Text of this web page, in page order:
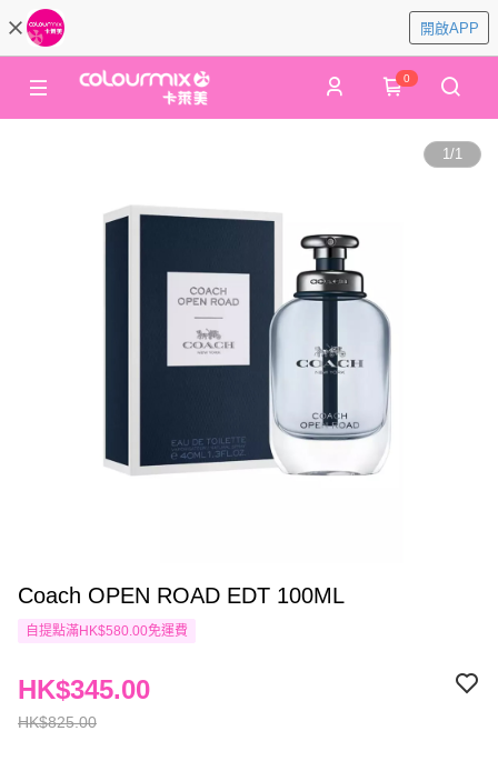
開啟APP
0
1/1
Coach OPEN ROAD EDT 100ML
自提點滿HK$580.00免運費
HK$825.00
HK$345.00